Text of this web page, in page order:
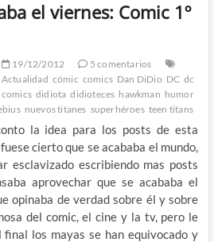
el viernes: Comic 1º
19/12/2012
5 comentarios
Actualidad cómic comics Dan DiDio DC dc
comics didiota didioteces hawkman humor
nuevos titanes superhéroes teen titans
la idea para los posts de esta
cierto que se acababa el mundo,
esclavizado escribiendo mas posts
aprovechar que se acababa el
opinaba de verdad sobre él y sobre
del comic, el cine y la tv, pero le
los mayas se han equivocado y